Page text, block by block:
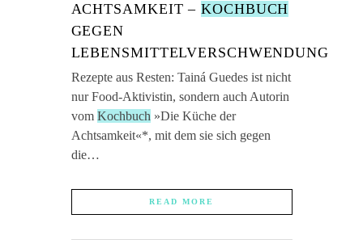
ACHTSAMKEIT –KOCHBUCH
GEGEN
LEBENSMITTELVERSCHWENDUNG
Rezepte aus Resten: Tainá Guedes ist nicht
nur Food-Aktivistin, sondern auch Autorin
vom Kochbuch »Die Küche der
Achtsamkeit«*, mit dem sie sich gegen
die…
READ MORE